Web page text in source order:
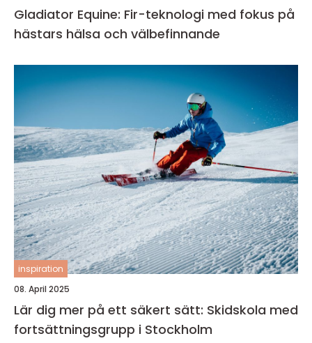
Gladiator Equine: Fir-teknologi med fokus på
hästars hälsa och välbefinnande
inspiration
08. April 2025
Lär dig mer på ett säkert sätt: Skidskola med
fortsättningsgrupp i Stockholm